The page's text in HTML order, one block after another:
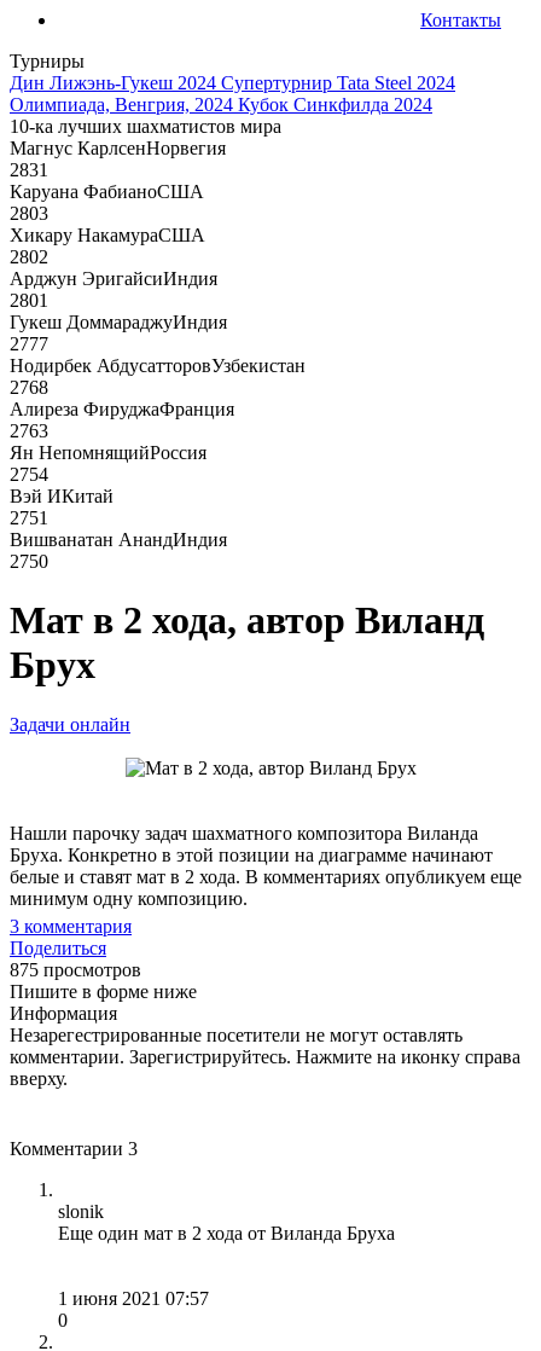
Контакты
Турниры
Дин Лижэнь-Гукеш 2024 Супертурнир Tata Steel 2024
Олимпиада, Венгрия, 2024 Кубок Синкфилда 2024
10-ка лучших шахматистов мира
Магнус КарлсенНорвегия
2831
Каруана ФабианоСША
2803
Хикару НакамураСША
2802
Арджун ЭригайсиИндия
2801
Гукеш ДоммараджуИндия
2777
Нодирбек АбдусатторовУзбекистан
2768
Алиреза ФируджаФранция
2763
Ян НепомнящийРоссия
2754
Вэй ИКитай
2751
Вишванатан АнандИндия
2750
Мат в 2 хода, автор Виланд
Брух
Задачи онлайн
Нашли парочку задач шахматного композитора Виланда
Бруха. Конкретно в этой позиции на диаграмме начинают
белые и ставят мат в 2 хода. В комментариях опубликуем еще
минимум одну композицию.
3 комментария
Поделиться
875 просмотров
Пишите в форме ниже
Информация
Незарегестрированные посетители не могут оставлять
комментарии. Зарегистрируйтесь. Нажмите на иконку справа
вверху.
Комментарии 3
slonik
Еще один мат в 2 хода от Виланда Бруха
1 июня 2021 07:57
0